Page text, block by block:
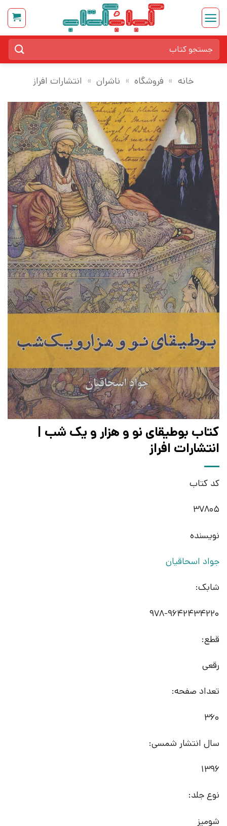
Skip
content
برای:
خانه » فروشگاه » ناشران » انتشارات افراز
کتاب بوطیقای نو و هزار و یک شب |
انتشارات افراز
کد کتاب
37805
نویسنده
جواد اسحاقیان
شابک:
978-9642434220
قطع:
رقعی
تعداد صفحه:
360
سال انتشار شمسی:
1396
نوع جلد:
شومیز